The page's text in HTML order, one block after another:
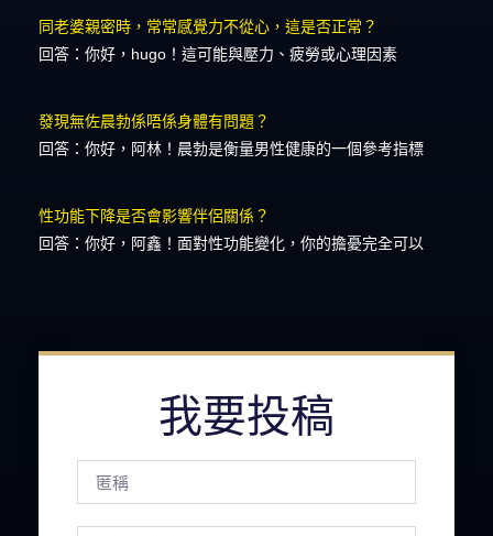
同老婆親密時，常常感覺力不從心，這是否正常？
回答：你好，hugo！這可能與壓力、疲勞或心理因素
發現無佐晨勃係唔係身體有問題？
回答：你好，阿林！晨勃是衡量男性健康的一個參考指標
性功能下降是否會影響伴侶關係？
回答：你好，阿鑫！面對性功能變化，你的擔憂完全可以
我要投稿